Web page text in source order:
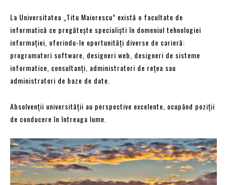
La Universitatea „Titu Maiorescu” există o facultate de
informatică ce pregătește specialiști în domeniul tehnologiei
informației, oferindu-le oportunități diverse de carieră:
programatori software, designeri web, designeri de sisteme
informatice, consultanți, administratori de rețea sau
administratori de baze de date.
Absolvenții universității au perspective excelente, ocupând poziții
de conducere în întreaga lume.